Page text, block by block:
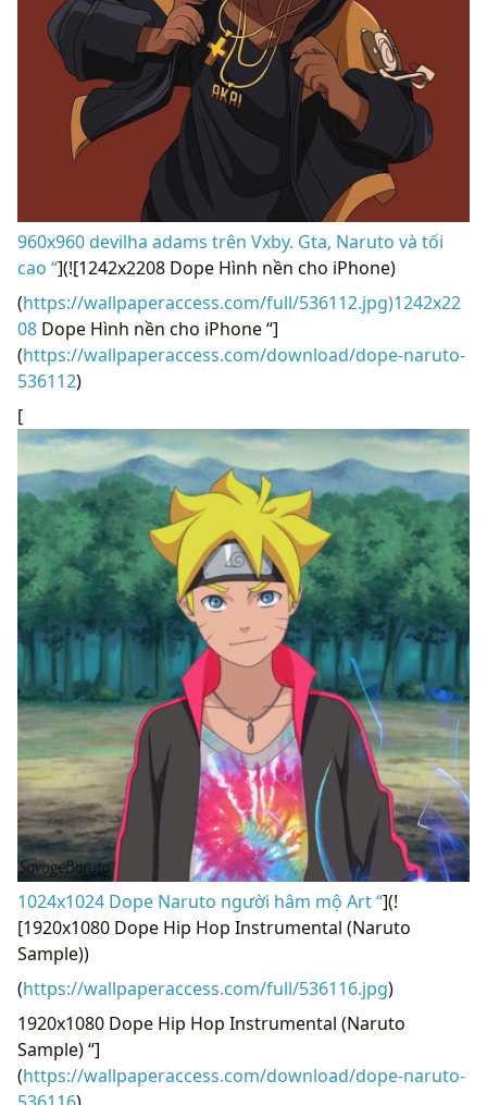
960x960 devilha adams trên Vxby. Gta, Naruto và tối
cao “](![1242x2208 Dope Hình nền cho iPhone)
(https://wallpaperaccess.com/full/536112.jpg)1242x22
08 Dope Hình nền cho iPhone “]
(https://wallpaperaccess.com/download/dope-naruto-
536112)
[
1024x1024 Dope Naruto người hâm mộ Art “](!
[1920x1080 Dope Hip Hop Instrumental (Naruto
Sample))
(https://wallpaperaccess.com/full/536116.jpg)
1920x1080 Dope Hip Hop Instrumental (Naruto
Sample) “]
(https://wallpaperaccess.com/download/dope-naruto-